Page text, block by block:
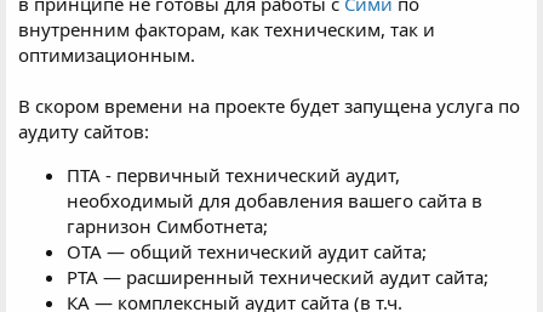
внутренним факторам, как техническим, так и
оптимизационным.
В скором времени на проекте будет запущена услуга по
аудиту сайтов:
ПТА - первичный технический аудит,
необходимый для добавления вашего сайта в
гарнизон Симботнета;
ОТА — общий технический аудит сайта;
РТА — расширенный технический аудит сайта;
КА — комплексный аудит сайта (в т.ч.